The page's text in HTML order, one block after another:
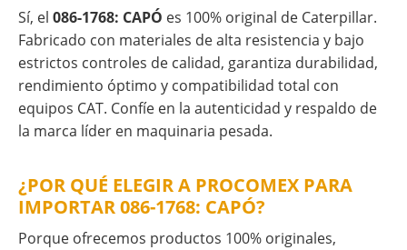
Sí, el 086-1768: CAPÓ es 100% original de Caterpillar.
Fabricado con materiales de alta resistencia y bajo
estrictos controles de calidad, garantiza durabilidad,
rendimiento óptimo y compatibilidad total con
equipos CAT. Confíe en la autenticidad y respaldo de
la marca líder en maquinaria pesada.
¿POR QUÉ ELEGIR A PROCOMEX PARA
IMPORTAR 086-1768: CAPÓ?
Porque ofrecemos productos 100% originales,